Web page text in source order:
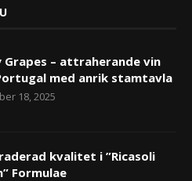
Grapes – attraherande vin
med anrik stamtavla
18, 2025
kvalitet i ”Ricasoli
Formulae